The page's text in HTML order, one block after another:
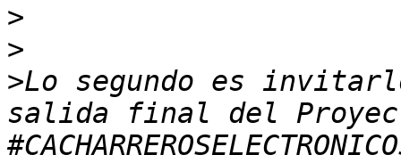
>
>
>Lo segundo es
salida final del